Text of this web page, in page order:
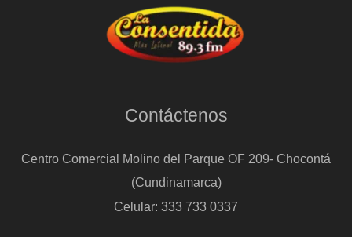
Contáctenos
Centro Comercial Molino del Parque OF 209- Chocontá
(Cundinamarca)
Celular: 333 733 0337